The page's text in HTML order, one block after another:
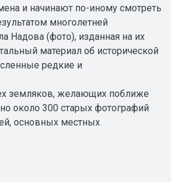
и начинают по-иному смотреть
многолетней
Надова (фото), изданная на их
материал об исторической
редкие и
земляков, желающих поближе
около 300 старых фотографий
основных местных